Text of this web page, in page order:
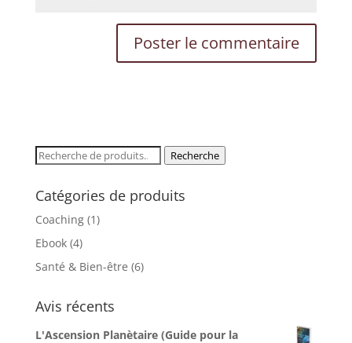
Recherche
Recherche
Catégories de produits
Coaching (1)
Ebook (4)
Santé & Bien-être (6)
Avis récents
L'Ascension Planètaire (Guide pour la
Éveillez Votre Conscience
Rejoignez le cercle et recevez nos
VOTRE EMAIL
JE M'ÉVEILLE 🌟
Non merci, je préfère rester dans l'ombre